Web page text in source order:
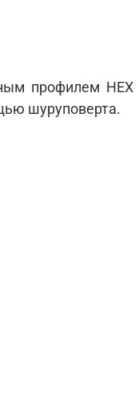
профилем
шуруповерта.